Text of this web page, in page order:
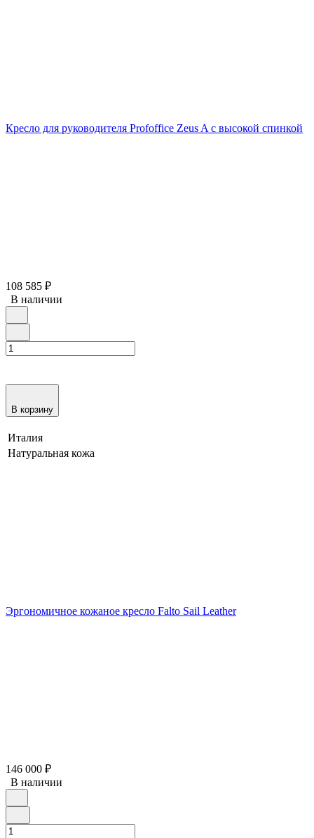
Кресло для руководителя Profoffice Zeus A с высокой спинкой
108 585 ₽
В наличии
В корзину
Италия
Натуральная кожа
Эргономичное кожаное кресло Falto Sail Leather
146 000 ₽
В наличии